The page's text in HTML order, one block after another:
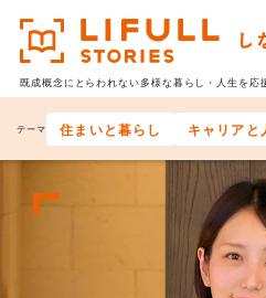
既成概念にとらわれない多様な暮らし・人生を応
テーマ 住まいと暮らし キャリアと